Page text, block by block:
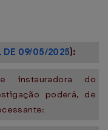
DE 09/05/2025):
instauradora do
poderá, de